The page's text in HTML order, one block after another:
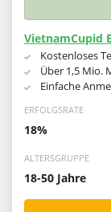
VietnamCupid
Kostenloses
Über 1,5 Mio.
Einfache
ERFOLGSRATE
18%
ALTERSGRUPPE
18-50 Jahre